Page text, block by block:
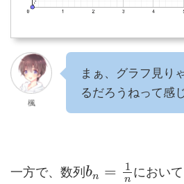
楓
まぁ、グラフ見り
るだろうねって感じ
一方で、数列 bn = 1
n におい